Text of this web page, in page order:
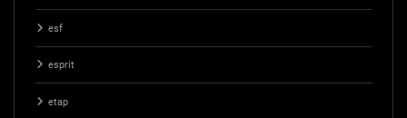
esf
esprit
etap